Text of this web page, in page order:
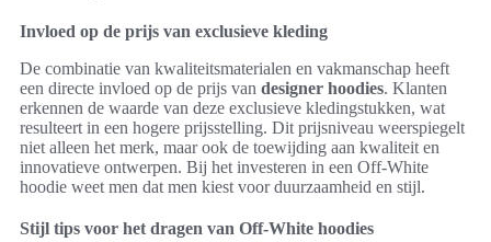
Invloed op de prijs van exclusieve kleding
De combinatie van kwaliteitsmaterialen en vakmanschap heeft
een directe invloed op de prijs van designer hoodies. Klanten
erkennen de waarde van deze exclusieve kledingstukken, wat
resulteert in een hogere prijsstelling. Dit prijsniveau weerspiegelt
niet alleen het merk, maar ook de toewijding aan kwaliteit en
innovatieve ontwerpen. Bij het investeren in een Off-White
hoodie weet men dat men kiest voor duurzaamheid en stijl.
Stijl tips voor het dragen van Off-White hoodies